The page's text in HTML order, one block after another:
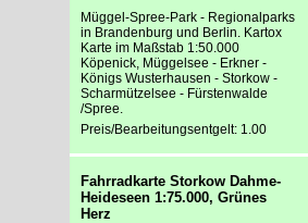
Müggel-Spree-Park - Regionalparks
in Brandenburg und Berlin. Kartox
Karte im Maßstab 1:50.000
Köpenick, Müggelsee - Erkner -
Königs Wusterhausen - Storkow -
Scharmützelsee - Fürstenwalde
/Spree.
Preis/Bearbeitungsentgelt: 1.00
Fahrradkarte Storkow Dahme-
Heideseen 1:75.000, Grünes
Herz